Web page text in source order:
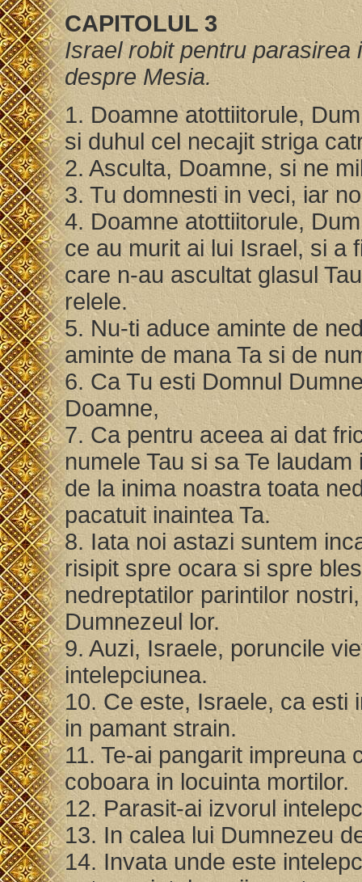
CAPITOLUL 3
Israel robit pentru parasirea
despre Mesia.
1. Doamne atottiitorule,
si duhul cel necajit striga
2. Asculta, Doamne, si ne
3. Tu domnesti in veci, iar
4. Doamne atottiitorule,
ce au murit ai lui Israel, si a
care n-au ascultat glasul
relele.
5. Nu-ti aduce aminte de
aminte de mana Ta si de
6. Ca Tu esti Domnul
Doamne,
7. Ca pentru aceea ai dat
numele Tau si sa Te
de la inima noastra toata
pacatuit inaintea Ta.
8. Iata noi astazi suntem
risipit spre ocara si spre
nedreptatilor parintilor
Dumnezeul lor.
9. Auzi, Israele, poruncile
intelepciunea.
10. Ce este, Israele, ca esti
in pamant strain.
11. Te-ai pangarit impreuna
coboara in locuinta mortilor.
12. Parasit-ai izvorul
13. In calea lui Dumnezeu
14. Invata unde este